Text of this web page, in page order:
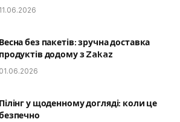
11.06.2026
Весна без пакетів: зручна доставка
продуктів додому з Zakaz
01.06.2026
Пілінг у щоденному догляді: коли це